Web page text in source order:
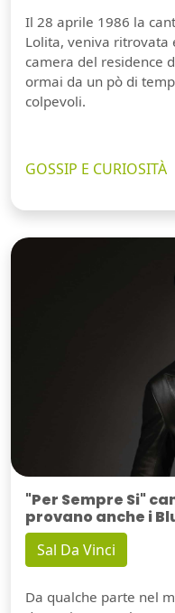
Il 28 aprile 1986 la
Lolita, veniva ritrovata
camera del residence
ormai da un pò di
colpevoli.
GOSSIP E CURIOSITÀ
"Per Sempre Si"
provano anche i
Sal Da Vinci
Da qualche parte nel